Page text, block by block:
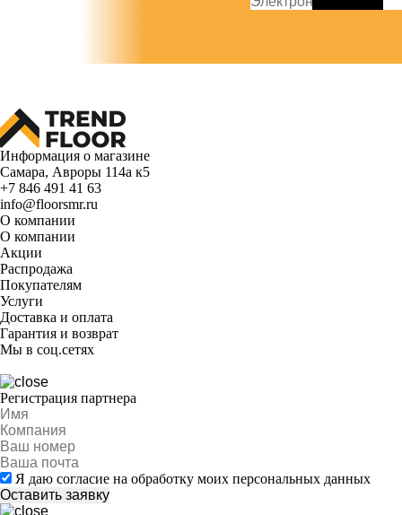
Информация о магазине
Самара, Авроры 114а к5
+7 846 491 41 63
info@floorsmr.ru
О компании
О компании
Акции
Распродажа
Покупателям
Услуги
Доставка и оплата
Гарантия и возврат
Мы в соц.сетях
Регистрация партнера
Я даю согласие на обработку моих персональных данных